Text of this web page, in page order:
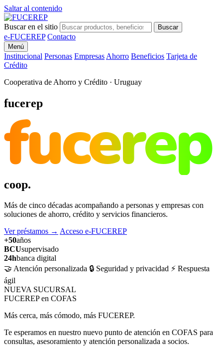
Saltar al contenido
Buscar en el sitio Buscar
e-FUCEREP Contacto
Menú
Institucional Personas Empresas Ahorro Beneficios Tarjeta de
Crédito
Cooperativa de Ahorro y Crédito · Uruguay
fucerep
fucerep
coop.
Más de cinco décadas acompañando a personas y empresas con
soluciones de ahorro, crédito y servicios financieros.
Ver préstamos → Acceso e-FUCEREP
+50años
BCUsupervisado
24hbanca digital
🤝 Atención personalizada 🔒 Seguridad y privacidad ⚡ Respuesta
ágil
NUEVA SUCURSAL
FUCEREP en COFAS
Más cerca, más cómodo, más FUCEREP.
Te esperamos en nuestro nuevo punto de atención en COFAS para
consultas, asesoramiento y atención personalizada a socios.